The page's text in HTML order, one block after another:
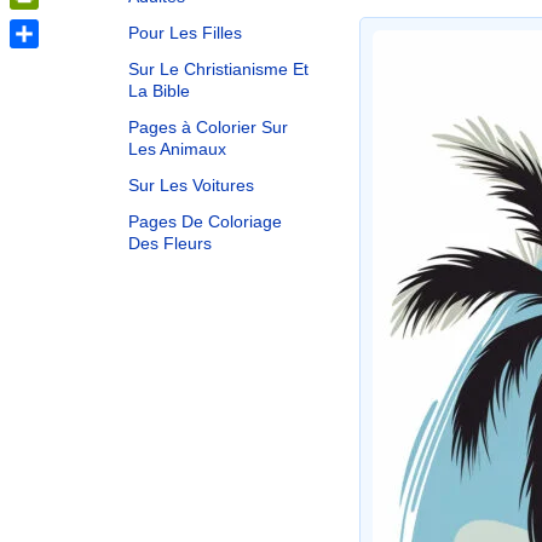
Pour Les Filles
Sur Le Christianisme Et
La Bible
Pages à Colorier Sur
Les Animaux
Sur Les Voitures
Pages De Coloriage
Des Fleurs
PrintFriendly